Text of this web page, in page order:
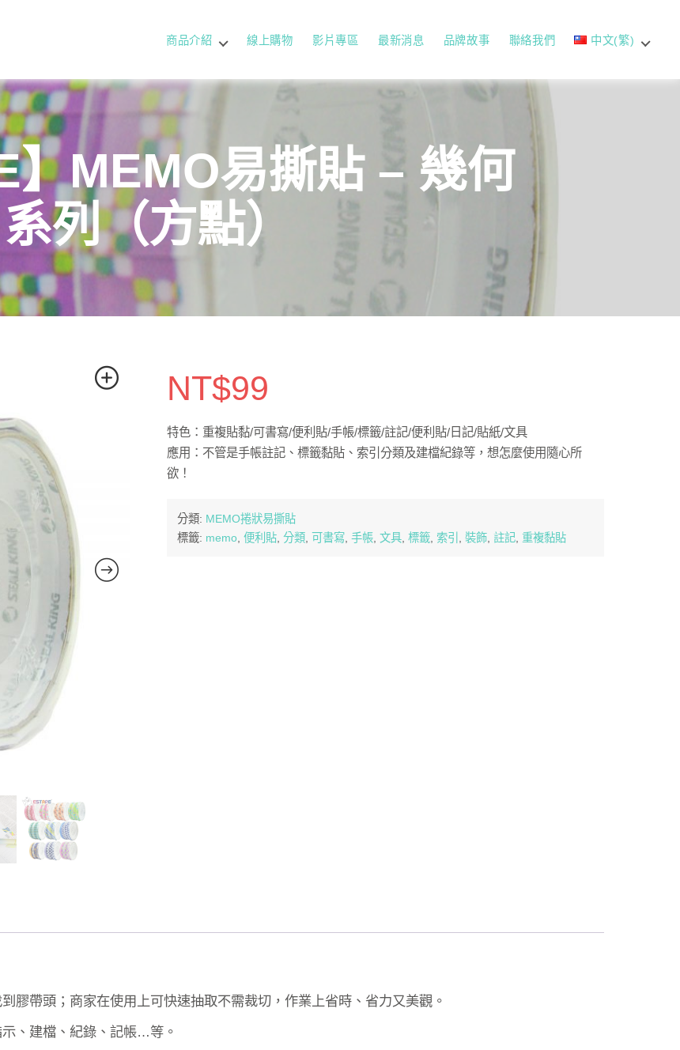
商品介紹 線上購物 影片專區 最新消息 品牌故事 聯絡我們 中文(繁)
】MEMO易撕貼 – 幾何
系列（方點）
NT$99
特色：重複貼黏/可書寫/便利貼/手帳/標籤/註記/便利貼/日記/貼紙/文具
應用：不管是手帳註記、標籤黏貼、索引分類及建檔紀錄等，想怎麼使用隨心所
欲！
分類: MEMO捲狀易撕貼
標籤: memo, 便利貼, 分類, 可書寫, 手帳, 文具, 標籤, 索引 裝飾, 註記, 重複黏貼
膠帶頭；商家在使用上可快速抽取不需裁切，作業上省時、省力又美觀。
、建檔、紀錄、記帳…等。